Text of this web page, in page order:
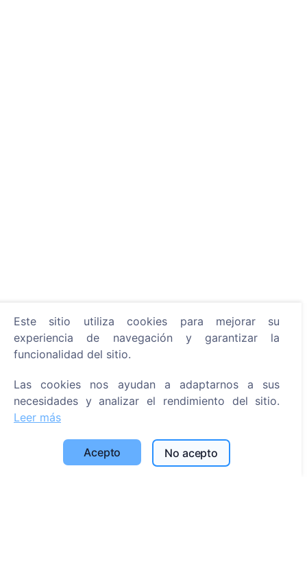
Información
Acerca de CEMETY
Preguntas frecuentes
Eventos
Política de privacidad
Política de pagos
Este sitio utiliza cookies para mejorar su
experiencia de navegación y garantizar la
funcionalidad del sitio.
Las cookies nos ayudan a adaptarnos a sus
necesidades y analizar el rendimiento del sitio.
Leer más
Acepto No acepto